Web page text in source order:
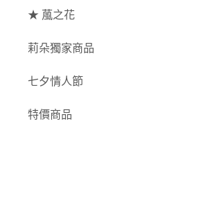
主花
菊花
-
蘭花⧸大理花
康乃馨
★ 葻之花
莉朵獨家商品
七夕情人節
特價商品